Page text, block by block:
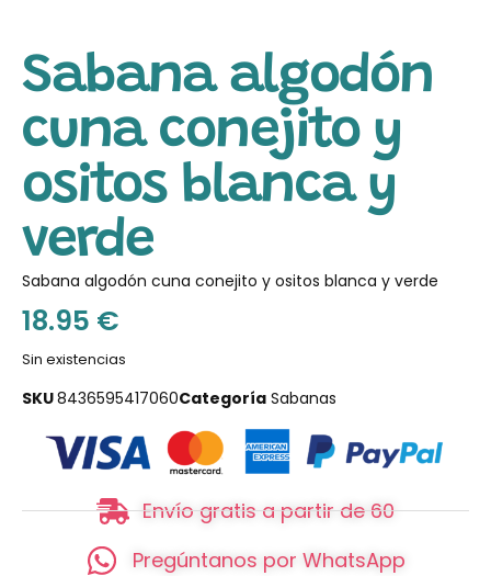
Sabana algodón
cuna conejito y
ositos blanca y
verde
Sabana algodón cuna conejito y ositos blanca y verde
18.95 €
Sin existencias
SKU8436595417060Categoría Sabanas
Envío gratis a partir de 60
Pregúntanos por WhatsApp